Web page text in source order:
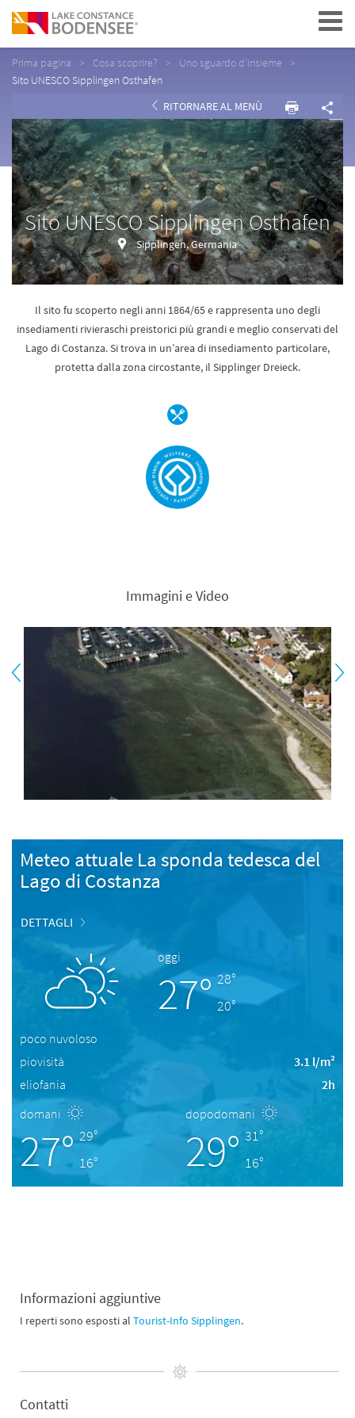
Navigation
Prima pagina Cosa scoprire?
Uno sguardo d'insieme
Sito UNESCO Sipplingen Osthafen
RITORNARE AL MENÙ
Sito UNESCO Sipplingen Osthafen
Sipplingen, Germania
Il sito fu scoperto negli anni 1864/65 e rappresenta uno degli
insediamenti rivieraschi preistorici più grandi e meglio conservati del
Lago di Costanza. Si trova in un’area di insediamento particolare,
protetta dalla zona circostante, il Sipplinger Dreieck.
Immagini e Video
Meteo attuale La sponda tedesca del
Lago di Costanza
DETTAGLI
oggi
27° 28°
20°
poco nuvoloso
piovisità
3.1 l/m²
eliofania
2h
domani
27° 29°
16°
dopodomani
29° 31°
16°
Informazioni aggiuntive
I reperti sono esposti al Tourist-Info Sipplingen.
Contatti